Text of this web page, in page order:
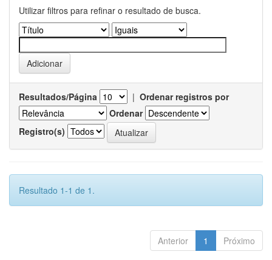
Utilizar filtros para refinar o resultado de busca.
Resultados/Página | Ordenar registros por
Ordenar
Registro(s)
Resultado 1-1 de 1.
Anterior 1 Próximo